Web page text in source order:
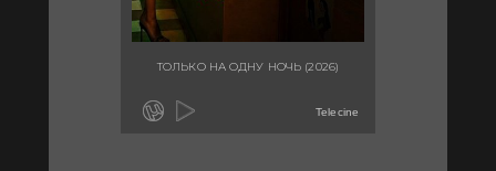
ТОЛЬКО НА ОДНУ НОЧЬ (2026)
Telecine